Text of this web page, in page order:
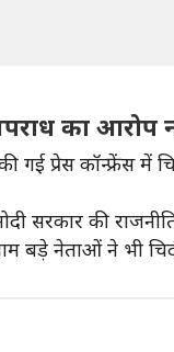
का आरोप
गई प्रेस कॉन्फ्रेंस
सरकार की
बड़े नेताओं ने भी